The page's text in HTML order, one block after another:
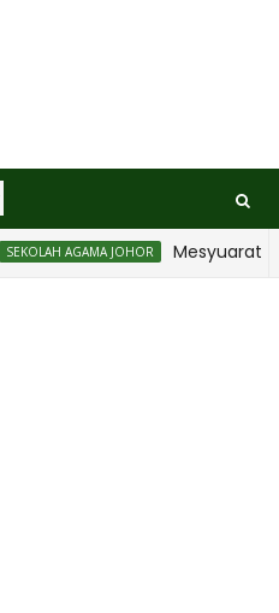
AGAMA JOHOR Mesyuarat